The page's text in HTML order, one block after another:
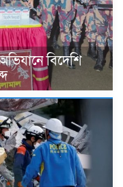
বিদেশি